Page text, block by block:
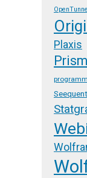
Plaxis
Prism